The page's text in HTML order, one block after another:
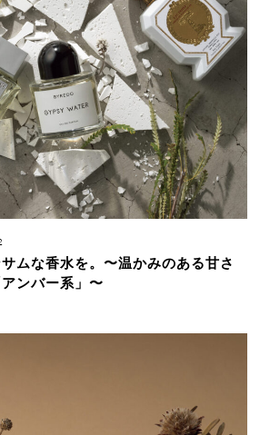
ムな香水を。〜温かみのある甘さ
ンバー系」〜